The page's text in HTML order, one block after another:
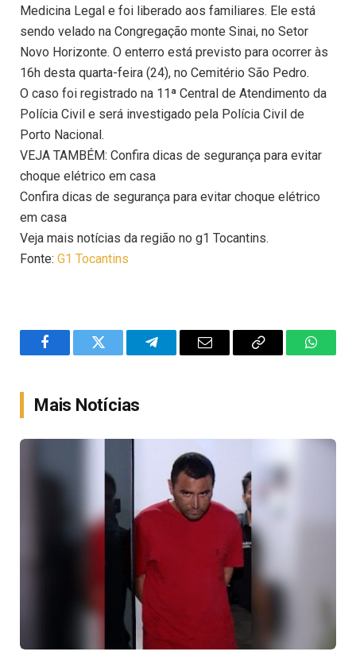
Medicina Legal e foi liberado aos familiares. Ele está
sendo velado na Congregação monte Sinai, no Setor
Novo Horizonte. O enterro está previsto para ocorrer às
16h desta quarta-feira (24), no Cemitério São Pedro.
O caso foi registrado na 11ª Central de Atendimento da
Polícia Civil e será investigado pela Polícia Civil de
Porto Nacional.
VEJA TAMBÉM: Confira dicas de segurança para evitar
choque elétrico em casa
Confira dicas de segurança para evitar choque elétrico
em casa
Veja mais notícias da região no g1 Tocantins.
Fonte: G1 Tocantins
FacebookTwitter TelegramEmail
Copy
Mais Notícias